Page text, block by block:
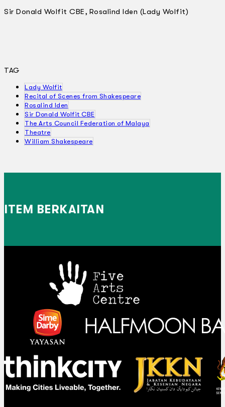
Sir Donald Wolfit CBE, Rosalind Iden (Lady Wolfit)
TAG
Lady Wolfit
Recital of Scenes from Shakespeare
Rosalind Iden
Sir Donald Wolfit CBE
The Arts Council Federation of Malaya
Theatre
William Shakespeare
ITEM BERKAITAN